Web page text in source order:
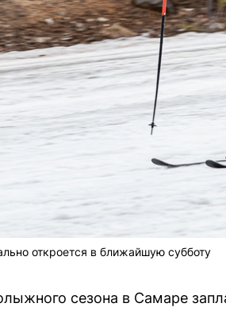
откроется в ближайшую субботу
сезона в Самаре